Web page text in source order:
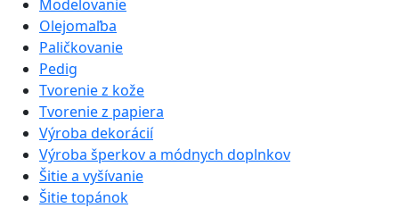
Modelovanie
Olejomaľba
Paličkovanie
Pedig
Tvorenie z kože
Tvorenie z papiera
Výroba dekorácií
Výroba šperkov a módnych doplnkov
Šitie a vyšívanie
Šitie topánok